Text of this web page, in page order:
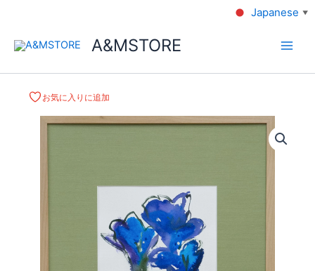
A&MSTORE
お気に入りに追加
Japanese ▼